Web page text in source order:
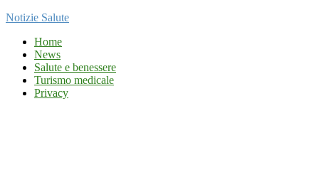
Notizie Salute
Home
News
Salute e benessere
Turismo medicale
Privacy